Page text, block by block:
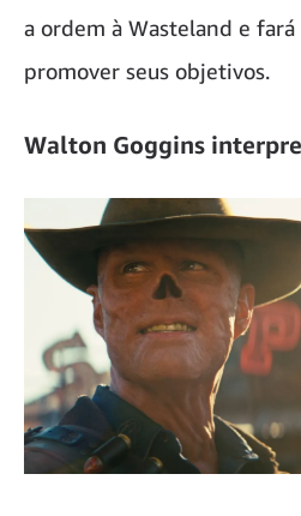
a ordem à Wasteland e
promover seus objetivos.
Walton Goggins